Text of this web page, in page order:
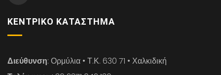
ΚΕΝΤΡΙΚΌ ΚΑΤΆΣΤΗΜΑ
Διεύθυνση: Ορμύλια • Τ.Κ. 630 71 • Χαλκιδική